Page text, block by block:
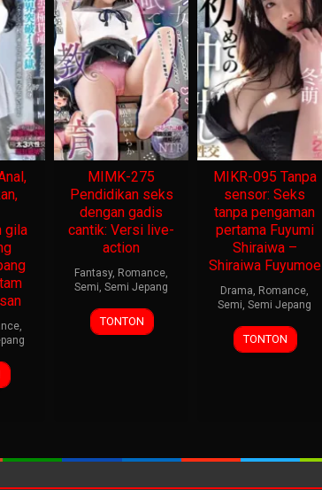
gila
,
MIMK-275
Pendidikan seks
dengan gadis
cantik: Versi live-
action
Fantasy, Romance,
Semi, Semi Jepang
TONTON
MIKR-095 Tanpa
sensor: Seks
tanpa pengaman
pertama Fuyumi
Shiraiwa –
Shiraiwa Fuyumoe
Drama, Romance,
Semi, Semi Jepang
TONTON